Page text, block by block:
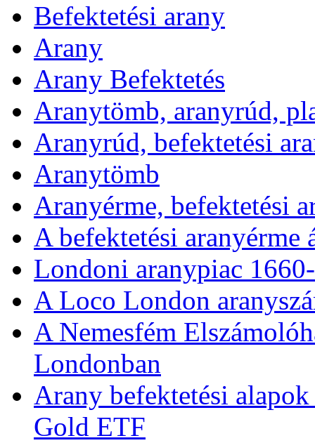
Befektetési arany
Arany
Arany Befektetés
Aranytömb, aranyrúd,
Aranyrúd, befektetési
Aranytömb
Aranyérme, befektetési
A befektetési
Londoni aranypiac
A Loco London
A Nemesfém
Londonban
Arany befektetési
Gold ETF